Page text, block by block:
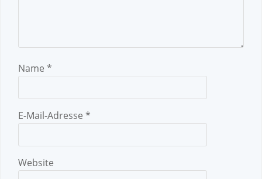
Name *
E-Mail-Adresse *
Website